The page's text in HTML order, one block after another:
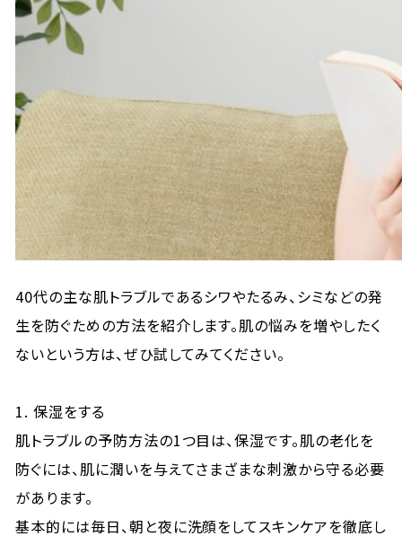
40代の主な肌トラブルであるシワやたるみ、シミなどの発
生を防ぐための方法を紹介します。肌の悩みを増やしたく
ないという方は、ぜひ試してみてください。
1. 保湿をする
肌トラブルの予防方法の1つ目は、保湿です。肌の老化を
防ぐには、肌に潤いを与えてさまざまな刺激から守る必要
があります。
基本的には毎日、朝と夜に洗顔をしてスキンケアを徹底し